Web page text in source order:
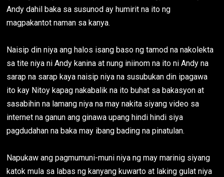
Andy dahil baka sa susunod ay humirit na ito ng
magpakantot naman sa kanya.
Naisip din niya ang halos isang baso ng tamod na nakolekta
sa tite niya ni Andy kanina at nung iniinom na ito ni Andy na
sarap na sarap kaya naisip niya na susubukan din ipagawa
ito kay Nitoy kapag nakabalik na ito buhat sa bakasyon at
sasabihin na lamang niya na may nakita siyang video sa
internet na ganun ang ginawa upang hindi hindi siya
pagdudahan na baka may ibang bading na pinatulan.
Napukaw ang pagmumuni-muni niya ng may marinig siyang
katok mula sa labas ng kanyang kuwarto at laking gulat niya